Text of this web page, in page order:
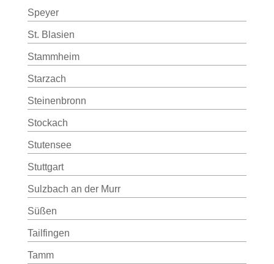
Speyer
St. Blasien
Stammheim
Starzach
Steinenbronn
Stockach
Stutensee
Stuttgart
Sulzbach an der Murr
Süßen
Tailfingen
Tamm